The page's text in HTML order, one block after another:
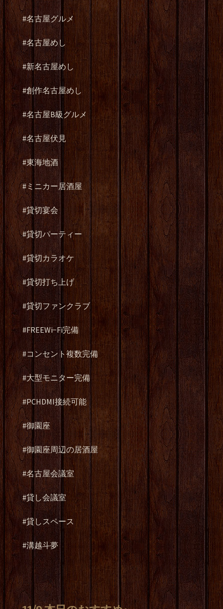
#名古屋グルメ
#名古屋めし
#新名古屋めし
#創作名古屋めし
#名古屋B級グルメ
#名古屋伏見
#東海地酒
#ミニカー居酒屋
#貸切宴会
#貸切パーティー
#貸切カラオケ
#貸切打ち上げ
#貸切ファンクラブ
#FREEWi−Fi完備
#コンセント複数完備
#大型モニター完備
#PCHDMI接続可能
#御園座
#御園座周辺の居酒屋
#名古屋会議室
#貸し会議室
#貸しスペース
#溝越斗夢